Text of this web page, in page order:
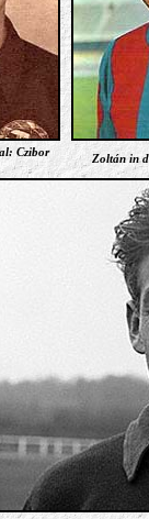
Czibor
Zoltán in